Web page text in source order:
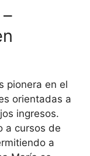
pionera en el
orientadas a
ingresos.
a cursos de
a